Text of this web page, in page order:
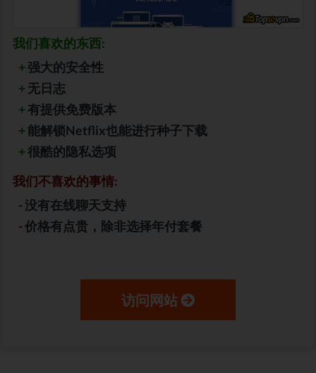
我们喜欢的东西:
+强大的安全性
+无日志
+有提供免费版本
+能解锁Netflix也能进行种子下载
+很酷的隐私选项
我们不喜欢的事情:
-没有在线聊天支持
-价格有点贵，除非选择年付套餐
访问网站